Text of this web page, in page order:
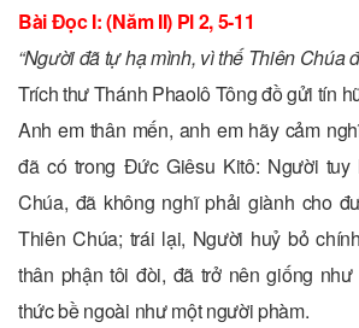
Bài Ðọc I: (Năm II) Pl 2, 5-11
“Người đã tự hạ mình, vì thế Thiên Chúa
Trích thư Thánh Phaolô Tông đồ gửi tín
Anh em thân mến, anh em hãy cảm
đã có trong Ðức Giêsu Kitô: Người tuy
Chúa, đã không nghĩ phải giành cho
Thiên Chúa; trái lại, Người huỷ bỏ
thân phận tôi đòi, đã trở nên giống
thức bề ngoài như một người phàm.